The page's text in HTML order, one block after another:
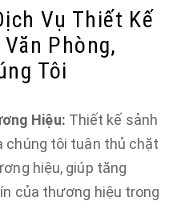
Vụ Thiết Kế
Phòng,
Tôi
Hiệu: Thiết kế sảnh
chúng tôi tuân thủ chặt
hiệu, giúp tăng
của thương hiệu trong